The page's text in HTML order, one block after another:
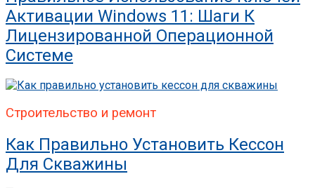
Активации Windows 11: Шаги К
Лицензированной Операционной
Системе
Строительство и ремонт
Как Правильно Установить Кессон
Для Скважины